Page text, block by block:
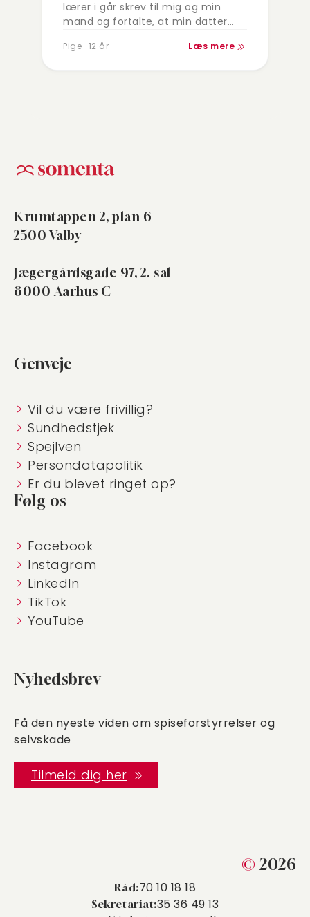
lærer i går skrev til mig og min
mand og fortalte, at min datter
sig…
Pige · 12 år Læs mere
Krumtappen 2, plan 6
2500 Valby
Jægergårdsgade 97, 2. sal
8000 Aarhus C
Genveje
Vil du være frivillig?
Sundhedstjek
Spejlven
Persondatapolitik
Er du blevet ringet op?
Følg os
Facebook
Instagram
LinkedIn
TikTok
YouTube
Nyhedsbrev
Få den nyeste viden om spiseforstyrrelser og
selvskade
Tilmeld dig her
© 2026
Råd:70 10 18 18
Sekretariat:35 36 49 13